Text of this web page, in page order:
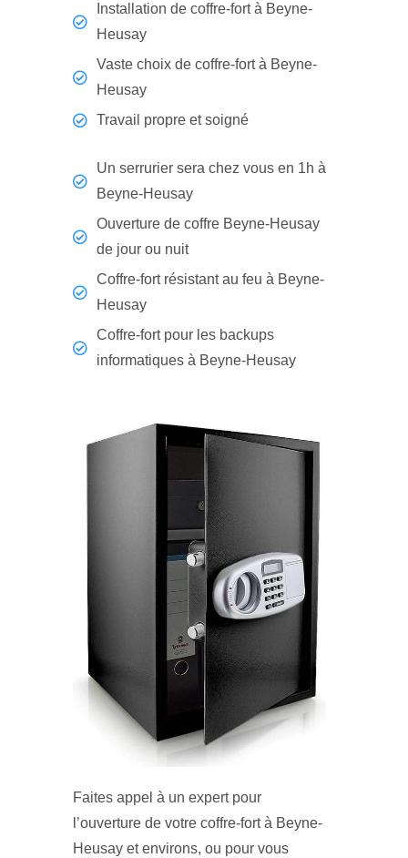
Installation de coffre-fort à Beyne-
Heusay
Vaste choix de coffre-fort à Beyne-
Heusay
Travail propre et soigné
Un serrurier sera chez vous en 1h à
Beyne-Heusay
Ouverture de coffre Beyne-Heusay
de jour ou nuit
Coffre-fort résistant au feu à Beyne-
Heusay
Coffre-fort pour les backups
informatiques à Beyne-Heusay
Faites appel à un expert pour
l’ouverture de votre coffre-fort à Beyne-
Heusay et environs, ou pour vous